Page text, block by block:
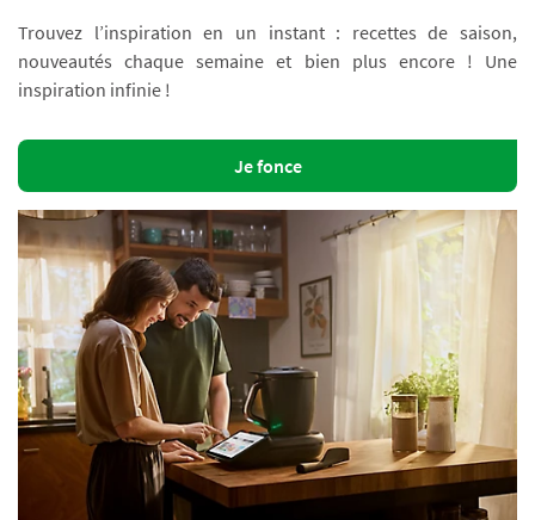
Trouvez l’inspiration en un instant : recettes de saison,
nouveautés chaque semaine et bien plus encore ! Une
inspiration infinie !
Je fonce